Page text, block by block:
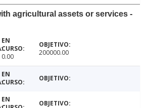
agricultural assets or services -
0.00 200000.00